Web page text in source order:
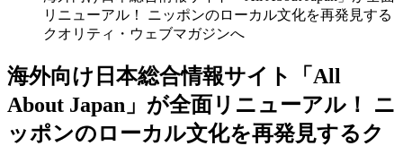
リニューアル！ ニッポンのローカル文化を再発見する
クオリティ・ウェブマガジンへ
海外向け日本総合情報サイト「All
About Japan」が全面リニューアル！ ニ
ッポンのローカル文化を再発見するク